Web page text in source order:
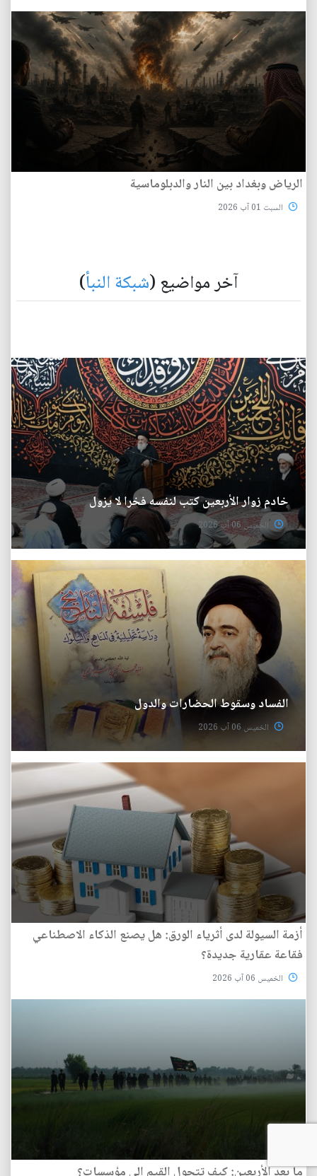
الرياض وبغداد بين النار والدبلوماسية
السبت 01 آب 2026
آخر مواضيع (شبكة النبأ)
خادم زوار الأربعين كتب لنفسه فخرا لا يزول
الخميس 06 آب 2026
الفساد وسقوط الحضارات والدول
الخميس 06 آب 2026
أزمة السيولة لدى أثرياء الورق: هل يصنع الذكاء الاصطناعي
فقاعة عقارية جديدة؟
الخميس 06 آب 2026